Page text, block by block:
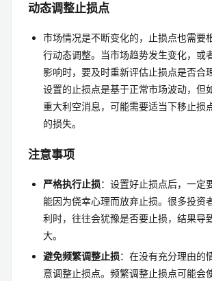
动态调整止损点
市场情况是不断变化的，止损点也需要
行动态调整。当市场趋势发生变化，或
影响时，要及时重新评估止损点是否合
设置的止损点是基于正常市场波动，但
重大利空消息，可能需要适当下移止损
的损失。
注意事项
严格执行止损：设置好止损点后，一定
能因为侥幸心理而放弃止损。很多投资
利时，往往会犹豫是否要止损，结果导
大。
避免频繁调整止损：在没有充分理由的
意调整止损点。频繁调整止损点可能会